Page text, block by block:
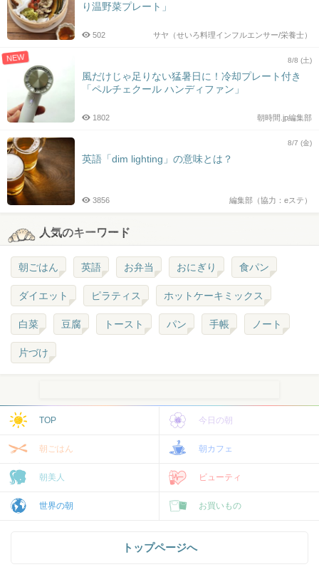
り温野菜プレート」
サヤ（せいろ料理インフルエンサー/栄養士）
502
NEW 8/8 (土)
風だけじゃ足りない猛暑日に！冷却プレート付き
「ペルチェクール ハンディファン」
朝時間.jp編集部
1802
8/7 (金)
英語「dim lighting」の意味とは？
編集部（協力：eステ）
3856
人気のキーワード
朝ごはん 英語 お弁当 おにぎり 食パン
ダイエット ピラティス ホットケーキミックス
白菜 豆腐 トースト パン 手帳 ノート
片づけ
TOP 今日の朝
朝ごはん 朝カフェ
朝美人 ビューティ
世界の朝 お買いもの
トップページへ